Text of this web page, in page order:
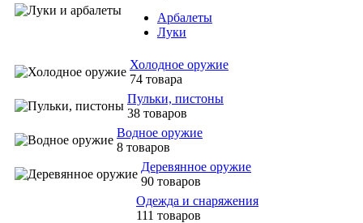
Арбалеты
Луки
Холодное оружие
74 товара
Пульки, пистоны
38 товаров
Водное оружие
8 товаров
Деревянное оружие
90 товаров
Одежда и снаряжения
111 товаров